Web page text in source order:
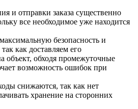
и отправки заказа существенно
все необходимое уже находится
безопасность и
как доставляем его
объект, обходя промежуточные
возможность ошибок при
снижаются, так как нет
хранение на сторонних